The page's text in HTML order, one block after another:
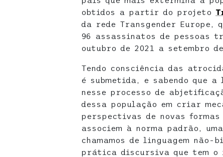
obtidos a partir do projeto
da rede Transgender
96 assassinatos de pessoas
outubro de 2021 a setembro
Tendo consciência das
é submetida, e sabendo que
nesse processo de
dessa população em criar
perspectivas de novas formas
associem à norma padrão,
chamamos de linguagem
prática discursiva que tem o